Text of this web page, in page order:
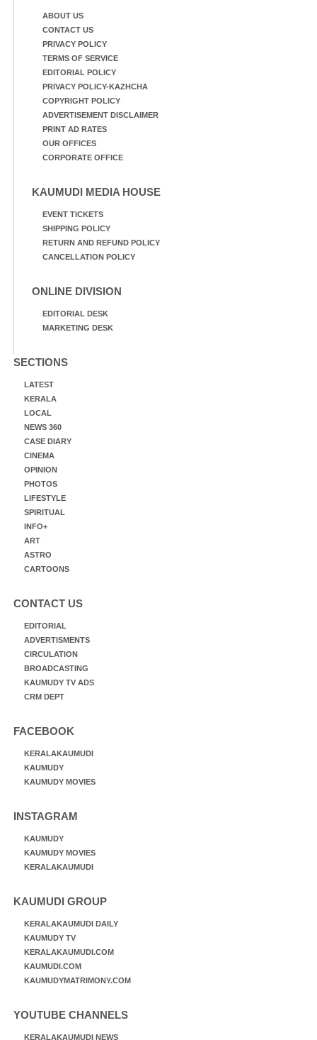
ABOUT US
CONTACT US
PRIVACY POLICY
TERMS OF SERVICE
EDITORIAL POLICY
PRIVACY POLICY-KAZHCHA
COPYRIGHT POLICY
ADVERTISEMENT DISCLAIMER
PRINT AD RATES
OUR OFFICES
CORPORATE OFFICE
KAUMUDI MEDIA HOUSE
EVENT TICKETS
SHIPPING POLICY
RETURN AND REFUND POLICY
CANCELLATION POLICY
ONLINE DIVISION
EDITORIAL DESK
MARKETING DESK
SECTIONS
LATEST
KERALA
LOCAL
NEWS 360
CASE DIARY
CINEMA
OPINION
PHOTOS
LIFESTYLE
SPIRITUAL
INFO+
ART
ASTRO
CARTOONS
CONTACT US
EDITORIAL
ADVERTISMENTS
CIRCULATION
BROADCASTING
KAUMUDY TV ADS
CRM DEPT
FACEBOOK
KERALAKAUMUDI
KAUMUDY
KAUMUDY MOVIES
INSTAGRAM
KAUMUDY
KAUMUDY MOVIES
KERALAKAUMUDI
KAUMUDI GROUP
KERALAKAUMUDI DAILY
KAUMUDY TV
KERALAKAUMUDI.COM
KAUMUDI.COM
KAUMUDYMATRIMONY.COM
YOUTUBE CHANNELS
KERALAKAUMUDI NEWS